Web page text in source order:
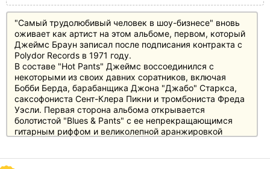
"Самый трудолюбивый человек в шоу-бизнесе" вновь
оживает как артист на этом альбоме, первом, который
Джеймс Браун записал после подписания контракта с
Polydor Records в 1971 году.
В составе "Hot Pants" Джеймс воссоединился с
некоторыми из своих давних соратников, включая
Бобби Берда, барабанщика Джона "Джабо" Старкса,
саксофониста Сент-Клера Пикни и тромбониста Фреда
Уэсли. Первая сторона альбома открывается
болотистой "Blues & Pants" с ее непрекращающимся
гитарным риффом и великолепной аранжировкой